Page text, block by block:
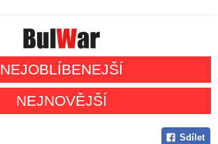
NEJOBLÍBENEJŠÍ
NEJNOVĚJŠÍ
Sdílet